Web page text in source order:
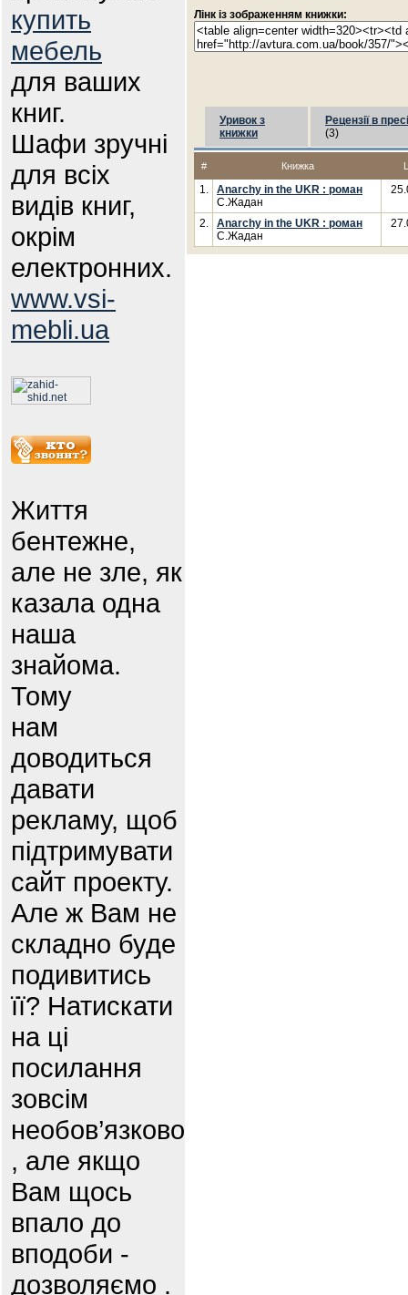
купить
мебель
для ваших
книг.
Шафи зручні
для всіх
видів книг,
окрім
електронних.
www.vsi-
mebli.ua
Життя
бентежне,
але не зле, як
казала одна
наша
знайома.
Тому
нам
доводиться
давати
рекламу, щоб
підтримувати
сайт проекту.
Але ж Вам не
складно буде
подивитись
її? Натискати
на ці
посилання
зовсім
необов’язково
, але якщо
Вам щось
впало до
вподоби -
дозволяємо .
Лінк із зображенням книжки:
Уривок з
книжки
Рецензії в пресі
(3)
# Книжка
1.
Anarchy in the UKR : роман
С.Жадан
2.
Anarchy in the UKR : роман
С.Жадан